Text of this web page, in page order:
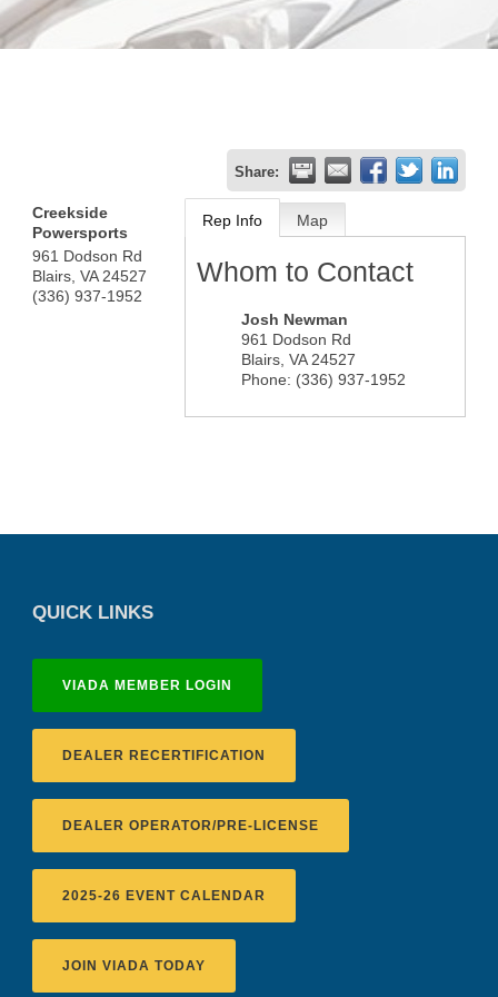
Share:
Creekside
Powersports
961 Dodson Rd
Blairs VA 24527
(336) 937-1952
Rep Info Map
Whom to Contact
Josh Newman
961 Dodson Rd
Blairs, VA 24527
Phone: (336) 937-1952
QUICK LINKS
VIADA MEMBER LOGIN
DEALER RECERTIFICATION
DEALER OPERATOR/PRE-LICENSE
2025-26 EVENT CALENDAR
JOIN VIADA TODAY